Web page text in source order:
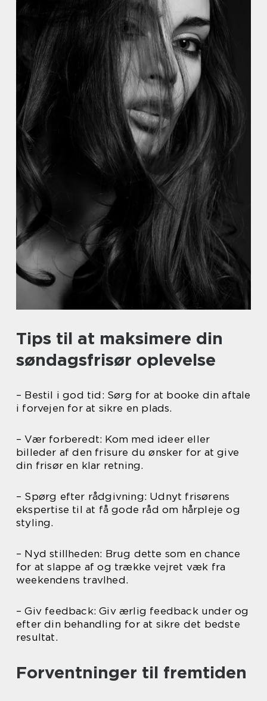
Tips til at maksimere din
søndagsfrisør oplevelse
– Bestil i god tid: Sørg for at booke din aftale
i forvejen for at sikre en plads.
– Vær forberedt: Kom med ideer eller
billeder af den frisure du ønsker for at give
din frisør en klar retning.
– Spørg efter rådgivning: Udnyt frisørens
ekspertise til at få gode råd om hårpleje og
styling.
– Nyd stillheden: Brug dette som en chance
for at slappe af og trække vejret væk fra
weekendens travlhed.
– Giv feedback: Giv ærlig feedback under og
efter din behandling for at sikre det bedste
resultat.
Forventninger til fremtiden